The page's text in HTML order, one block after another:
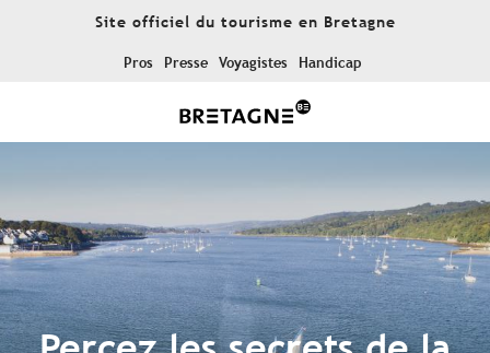
Site officiel du tourisme en Bretagne
Pros Presse Voyagistes Handicap